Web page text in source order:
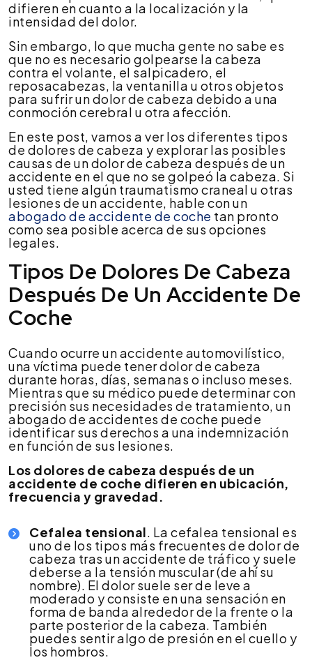
difieren en cuanto a la localización y la
intensidad del dolor.
Sin embargo, lo que mucha gente no sabe es
que no es necesario golpearse la cabeza
contra el volante, el salpicadero, el
reposacabezas, la ventanilla u otros objetos
para sufrir un dolor de cabeza debido a una
conmoción cerebral u otra afección.
En este post, vamos a ver los diferentes tipos
de dolores de cabeza y explorar las posibles
causas de un dolor de cabeza después de un
accidente en el que no se golpeó la cabeza. Si
usted tiene algún traumatismo craneal u otras
lesiones de un accidente, hable con un
abogado de accidente de coche tan pronto
como sea posible acerca de sus opciones
legales.
Tipos De Dolores De Cabeza
Después De Un Accidente De
Coche
Cuando ocurre un accidente automovilístico,
una víctima puede tener dolor de cabeza
durante horas, días, semanas o incluso meses.
Mientras que su médico puede determinar con
precisión sus necesidades de tratamiento, un
abogado de accidentes de coche puede
identificar sus derechos a una indemnización
en función de sus lesiones.
Los dolores de cabeza después de un
accidente de coche difieren en ubicación,
frecuencia y gravedad.
Cefalea tensional. La cefalea tensional es
uno de los tipos más frecuentes de dolor de
cabeza tras un accidente de tráfico y suele
deberse a la tensión muscular (de ahí su
nombre). El dolor suele ser de leve a
moderado y consiste en una sensación en
forma de banda alrededor de la frente o la
parte posterior de la cabeza. También
puedes sentir algo de presión en el cuello y
los hombros.